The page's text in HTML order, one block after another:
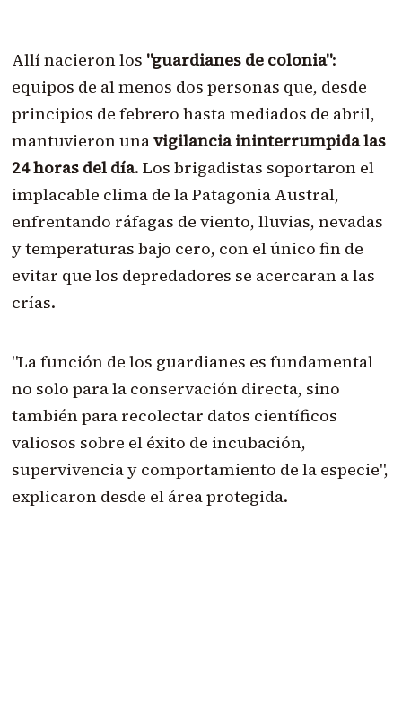
Allí nacieron los "guardianes de colonia":
equipos de al menos dos personas que, desde
principios de febrero hasta mediados de abril,
mantuvieron unavigilancia ininterrumpida las
24 horas del día. Los brigadistas soportaron el
implacable clima de la Patagonia Austral,
enfrentando ráfagas de viento, lluvias, nevadas
y temperaturas bajo cero, con el único fin de
evitar que los depredadores se acercaran a las
crías.
"La función de los guardianes es fundamental
no solo para la conservación directa, sino
también para recolectar datos científicos
valiosos sobre el éxito de incubación,
supervivencia y comportamiento de la especie",
explicaron desde el área protegida.